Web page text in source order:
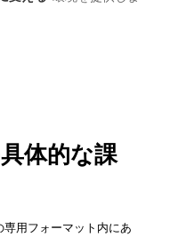
体的な課
用フォーマット内にあ